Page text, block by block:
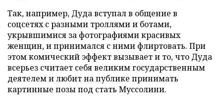
Так, например, Дуда вступал в общение в
соцсетях с разными троллями и ботами,
укрывшимися за фотографиями красивых
женщин, и принимался с ними флиртовать. При
этом комический эффект вызывает и то, что Дуда
всерьез считает себя великим государственным
деятелем и любит на публике принимать
картинные позы под стать Муссолини.